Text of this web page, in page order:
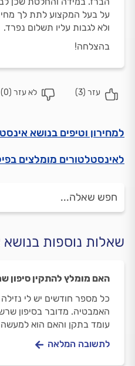
על בעל המקצוע לתת לך
ולא לגבות עליו תשלום נפרד.
בהצלחה!
3
)
0
)
למחירון וטיפים בנושא
לאינסטלטורים מומלצים
שאלות נוספות בנושא
האם מומלץ להתקין סיפון
כל מספר חודשים יש לי
האמבטיה. מדובר בסיפון
עומד בתקן והאם הוא למעשה
לתשובה המלאה